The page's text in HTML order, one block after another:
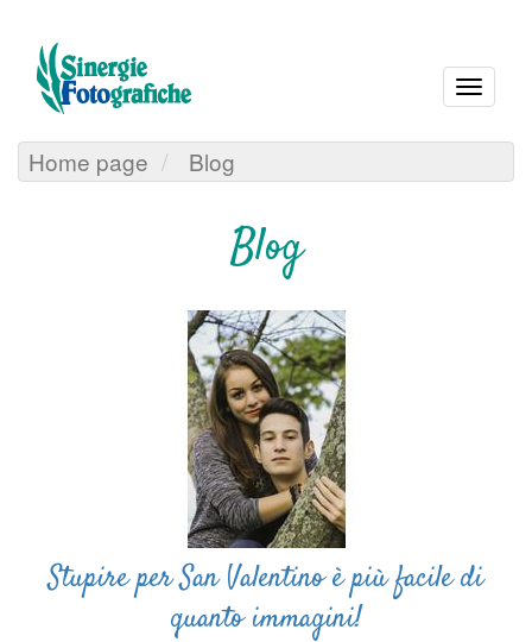
barra
di
Home page Blog
Blog
Stupire per San Valentino è più facile di
quanto immagini!